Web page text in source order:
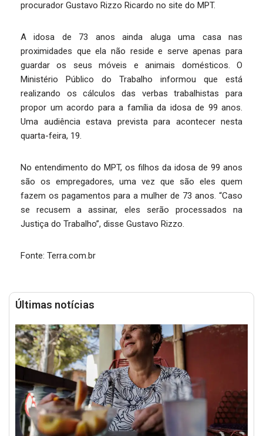
procurador Gustavo Rizzo Ricardo no site do MPT.
A idosa de 73 anos ainda aluga uma casa nas
proximidades que ela não reside e serve apenas para
guardar os seus móveis e animais domésticos. O
Ministério Público do Trabalho informou que está
realizando os cálculos das verbas trabalhistas para
propor um acordo para a família da idosa de 99 anos.
Uma audiência estava prevista para acontecer nesta
quarta-feira, 19.
No entendimento do MPT, os filhos da idosa de 99 anos
são os empregadores, uma vez que são eles quem
fazem os pagamentos para a mulher de 73 anos. “Caso
se recusem a assinar, eles serão processados na
Justiça do Trabalho”, disse Gustavo Rizzo.
Fonte: Terra.com.br
Últimas notícias